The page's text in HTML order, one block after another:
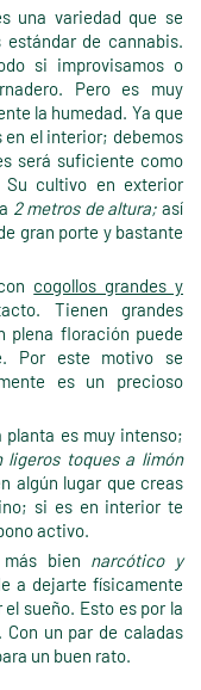
una variedad que se
de cannabis.
si improvisamos o
Pero es muy
la humedad. Ya que
en el interior; debemos
será suficiente como
Su cultivo en exterior
2 metros de altura; así
gran porte y bastante
cogollos grandes y
Tienen grandes
plena floración puede
Por este motivo se
es un precioso
planta es muy intenso;
ligeros toques a limón
algún lugar que creas
si es en interior te
activo.
bien narcótico y
a dejarte físicamente
sueño. Esto es por la
un par de caladas
un buen rato.